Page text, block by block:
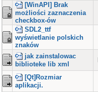
[WinAPI] Brak
możliości zaznaczenia
checkbox-ów
SDL2_ttf
wyświetlanie polskich
znaków
jak zainstalowac
biblioteke lib xml
[Qt]Rozmiar
aplikacji.